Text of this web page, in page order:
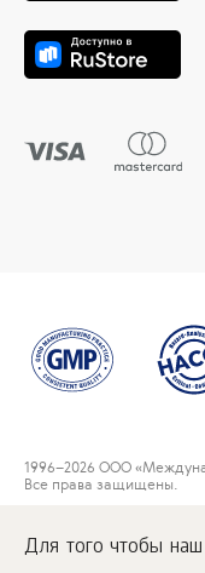
Для того чтобы
1996–2026 ООО
Все права защищены.